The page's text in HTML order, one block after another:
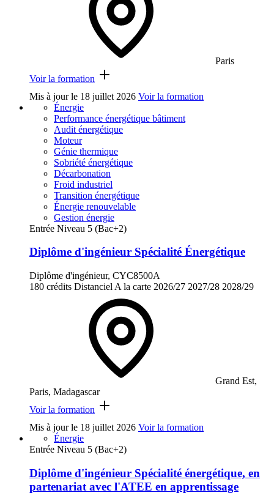
Paris
Voir la formation
Mis à jour le 18 juillet 2026 Voir la formation
Énergie
Performance énergétique bâtiment
Audit énergétique
Moteur
Génie thermique
Sobriété énergétique
Décarbonation
Froid industriel
Transition énergétique
Énergie renouvelable
Gestion énergie
Entrée Niveau 5 (Bac+2)
Diplôme d'ingénieur Spécialité Énergétique
Diplôme d'ingénieur, CYC8500A
180 crédits Distanciel A la carte 2026/27 2027/28 2028/29
Grand Est,
Paris, Madagascar
Voir la formation
Mis à jour le 18 juillet 2026 Voir la formation
Énergie
Entrée Niveau 5 (Bac+2)
Diplôme d'ingénieur Spécialité énergétique, en
partenariat avec l'ATEE en apprentissage